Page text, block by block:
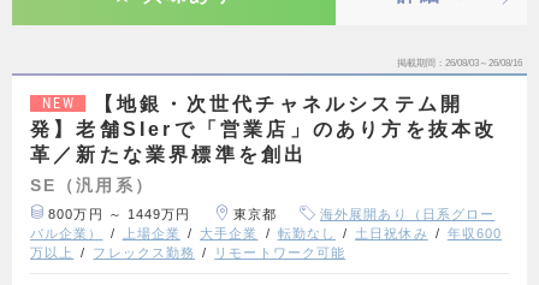
掲載期間 26/08/03～26/08/16
NEW
【地銀・次世代チャネルシステム開
発】老舗SIerで「営業店」のあり方を抜本改
革／新たな業界標準を創出
SE（汎用系）
800万円 ～ 1449万円 東京都
海外展開あり（日系グロー
バル企業）
上場企業 大手企業 転勤なし 土日祝休み
年収600
万以上
フレックス勤務 リモートワーク可能